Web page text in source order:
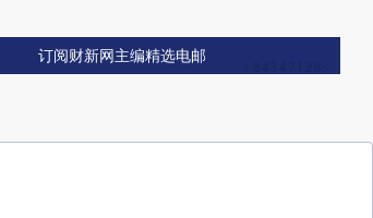
订阅财新网主编精选电邮